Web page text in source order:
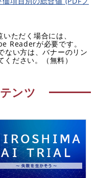
ただく場合には、
Readerが必要です。
い方は、バナーのリン
ださい。（無料）
ンツ